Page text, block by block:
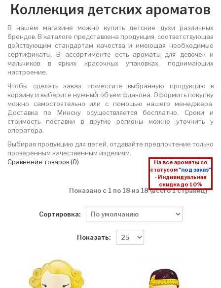
Коллекция детских ароматов
В нашем магазине можно купить детские духи различных
брендов. В каталоге представлена продукция, соответствующая
действующим стандартам качества и имеющая необходимые
сертификаты. В ассортименте есть ароматы для девочек и
мальчиков в ярких красочных упаковках, поднимающих
настроение.
Чтобы сделать заказ, поместите выбранную продукцию в
корзину и выберите нужный объем флакона. Оформить покупку
можно самостоятельно или с помощью нашего менеджера.
Доставка по Минску осуществляется бесплатно. Сроки и
стоимость поставки в другие регионы можно уточнить у
оператора.
Выбирая продукцию для детей, отдавайте предпочтение только
проверенным качественным изделиям.
На все ароматы со
статусом"под заказ"
- Индивидуальная
скидка до 10%
Сравнение товаров (0)
Показано с 1 по 18 из 18 (всего 1 страниц)
Сортировка:
Показать: